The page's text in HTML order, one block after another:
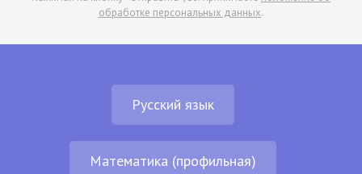
обработке персональных данных.
Русский язык
Математика (профильная)